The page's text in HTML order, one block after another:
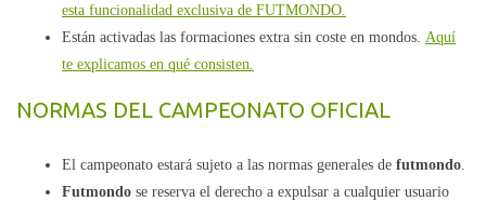
esta funcionalidad exclusiva de FUTMONDO.
Están activadas las formaciones extra sin coste en mondos. Aquí
te explicamos en qué consisten.
NORMAS DEL CAMPEONATO OFICIAL
El campeonato estará sujeto a las normas generales de futmondo
Futmondo se reserva el derecho a expulsar a cualquier usuario